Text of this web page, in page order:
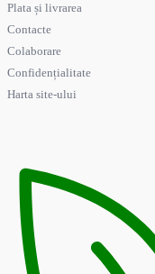
Plata și livrarea
Contacte
Colaborare
Confidențialitate
Harta site-ului